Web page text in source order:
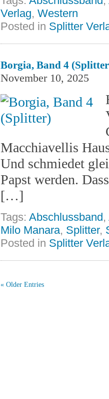
Verlag, Western
Posted in Splitter
Borgia, Band 4
November 10, 2025
Macchiavellis
Und schmiedet
Papst werden.
[…]
Tags: Abschlussband,
Milo Manara, Splitter,
Posted in Splitter
« Older Entries